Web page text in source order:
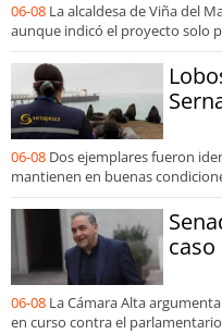
06-08 La alcaldesa de Viña del
aunque indicó el proyecto solo
06-08 Dos ejemplares fueron
mantienen en buenas
caso
06-08 La Cámara Alta
en curso contra el